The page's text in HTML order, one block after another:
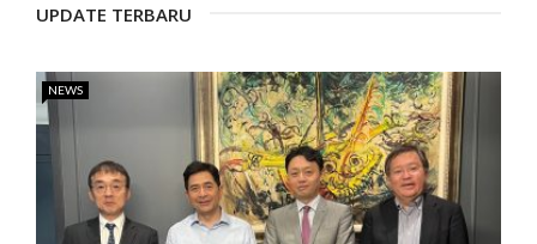
UPDATE TERBARU
NEWS